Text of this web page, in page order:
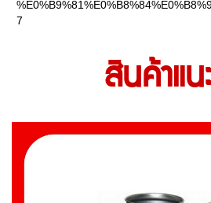
สินค้าแน